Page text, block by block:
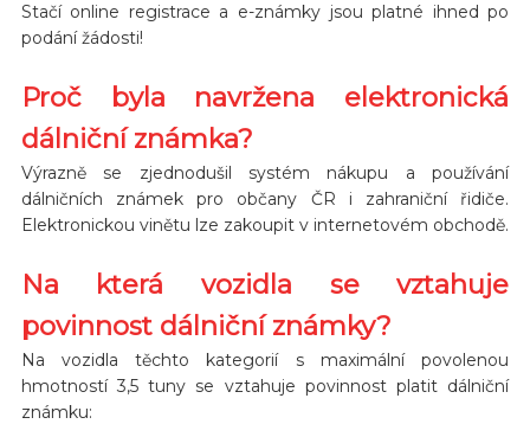
Stačí online registrace a e-známky jsou platné ihned po
podání žádosti!
Proč byla navržena elektronická
dálniční známka?
Výrazně se zjednodušil systém nákupu a používání
dálničních známek pro občany ČR i zahraniční řidiče.
Elektronickou vinětu lze zakoupit v internetovém obchodě.
Na která vozidla se vztahuje
povinnost dálniční známky?
Na vozidla těchto kategorií s maximální povolenou
hmotností 3,5 tuny se vztahuje povinnost platit dálniční
známku: